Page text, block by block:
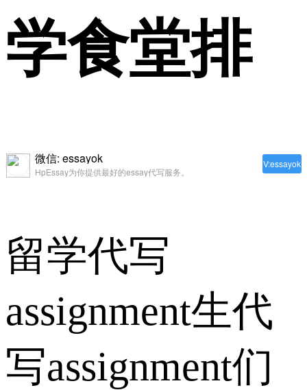
学食堂排
V:essayok
微信: essayok
HpEssay为你提供最好的essay代写服务。
留学代写
assignment生代
写assignment们